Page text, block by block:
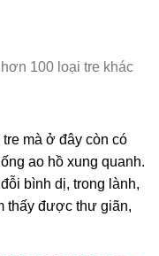
100 loại tre khác
mà ở đây còn có
ao hồ xung quanh.
bình dị, trong lành,
thấy được thư giãn,